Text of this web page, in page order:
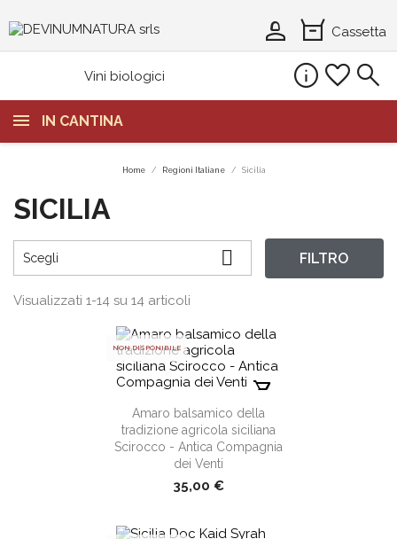
orders Cassetta
person_2
Vini biologici infofavoritesearch
IN CANTINA
Home Regioni Italiane Sicilia
SICILIA
Scegli  FILTRO
Visualizzati 1-14 su 14 articoli
shopping_cart
Amaro balsamico della
tradizione agricola siciliana
Scirocco - Antica Compagnia
dei Venti
35,00 €
NON DISPONIBILE